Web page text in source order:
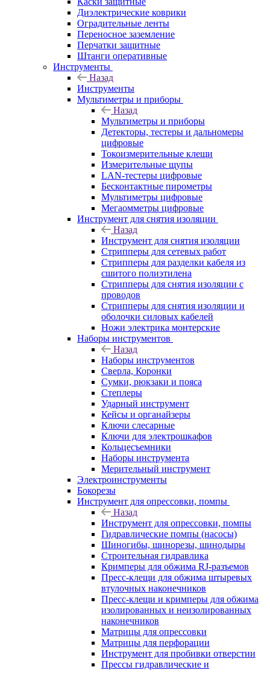
Диэлектрические коврики
Оградительные ленты
Переносное заземление
Перчатки защитные
Штанги оперативные
Инструменты
Назад
Инструменты
Мультиметры и приборы
Назад
Мультиметры и приборы
Детекторы, тестеры и дальномеры
цифровые
Токоизмерительные клещи
Измерительные щупы
LAN-тестеры цифровые
Бесконтактные пирометры
Мультиметры цифровые
Мегаомметры цифровые
Инструмент для снятия изоляции
Назад
Инструмент для снятия изоляции
Стрипперы для сетевых работ
Стрипперы для разделки кабеля из
сшитого полиэтилена
Cтрипперы для снятия изоляции с
проводов
Стрипперы для снятия изоляции и
оболочки силовых кабелей
Ножи электрика монтерские
Наборы инструментов
Назад
Наборы инструментов
Сверла, Коронки
Сумки, рюкзаки и пояса
Степлеры
Ударный инструмент
Кейсы и органайзеры
Ключи слесарные
Ключи для электрошкафов
Кольцесъемники
Наборы инструмента
Мерительный инструмент
Электроинструменты
Бокорезы
Инструмент для опрессовки, помпы
Назад
Инструмент для опрессовки, помпы
Гидравлические помпы (насосы)
Шиногибы, шинорезы, шинодыры
Строительная гидравлика
Кримперы для обжима RJ-разъемов
Пресс-клещи для обжима штыревых
втулочных наконечников
Пресс-клещи и кримперы для обжима
изолированных и неизолированных
наконечников
Матрицы для опрессовки
Матрицы для перфорации
Инструмент для пробивки отверстии
Прессы гидравлические и